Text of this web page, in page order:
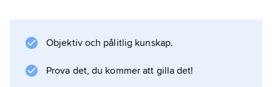
Information om artikeln
Objektiv och pålitlig kunskap.
Prova det, du kommer att gilla det!